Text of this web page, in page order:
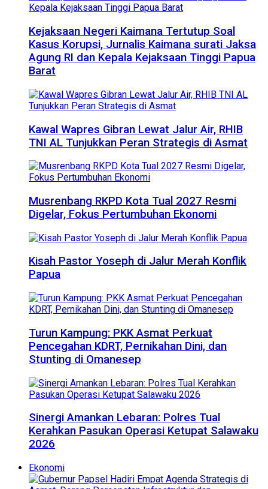
Kejaksaan Negeri Kaimana Tertutup Soal
Kasus Korupsi, Jurnalis Kaimana surati Jaksa
Agung RI dan Kepala Kejaksaan Tinggi Papua
Barat
Kawal Wapres Gibran Lewat Jalur Air, RHIB
TNI AL Tunjukkan Peran Strategis di Asmat
Musrenbang RKPD Kota Tual 2027 Resmi
Digelar, Fokus Pertumbuhan Ekonomi
Kisah Pastor Yoseph di Jalur Merah Konflik
Papua
Turun Kampung: PKK Asmat Perkuat
Pencegahan KDRT, Pernikahan Dini, dan
Stunting di Omanesep
Sinergi Amankan Lebaran: Polres Tual
Kerahkan Pasukan Operasi Ketupat Salawaku
2026
Ekonomi